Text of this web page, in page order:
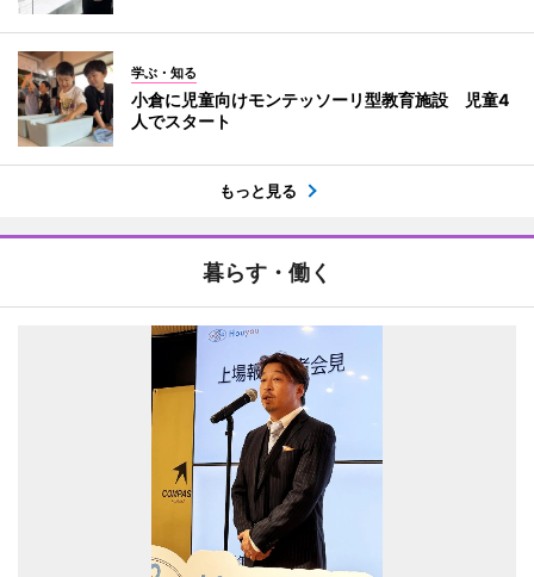
学ぶ・知る
小倉に児童向けモンテッソーリ型教育施設 児童4
人でスタート
もっと見る
暮らす・働く